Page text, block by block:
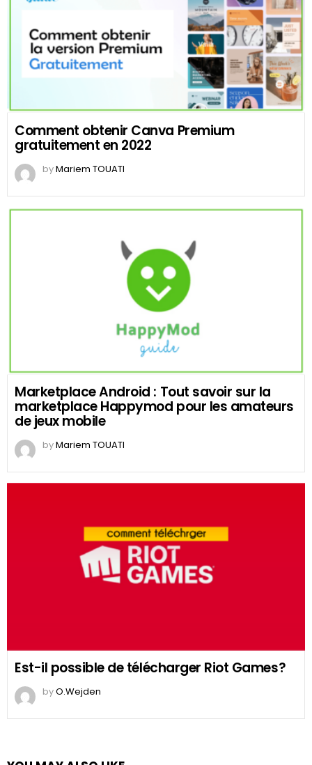
Comment obtenir Canva Premium
gratuitement en 2022
byMariem TOUATI
Marketplace Android : Tout savoir sur la
marketplace Happymod pour les amateurs
de jeux mobile
byMariem TOUATI
Est-il possible de télécharger Riot Games?
byO.Wejden